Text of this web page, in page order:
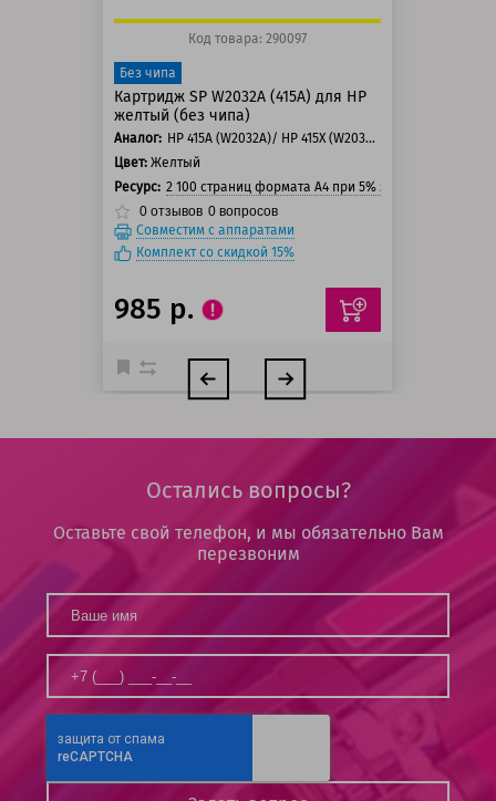
Код товара: 290097
Без чипа
Картридж SP W2032A (415A) для HP
желтый (без чипа)
Аналог:
HP 415A (W2032A)/ HP 415X (W2032X)
Цвет: Желтый
Ресурс: 2 100 страниц формата А4 при 5% заполнении
0 отзывов 0 вопросов
Совместим с аппаратами
Комплект со скидкой 15%
985 р.
Остались вопросы?
Оставьте свой телефон, и мы обязательно Вам
перезвоним